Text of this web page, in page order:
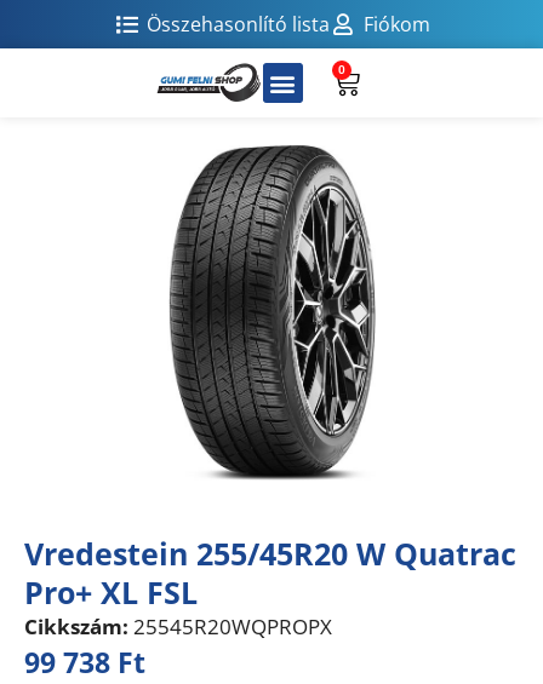
Összehasonlító lista Fiókom
0
Vredestein 255/45R20 W Quatrac
Pro+ XL FSL
Cikkszám: 25545R20WQPROPX
99 738 Ft